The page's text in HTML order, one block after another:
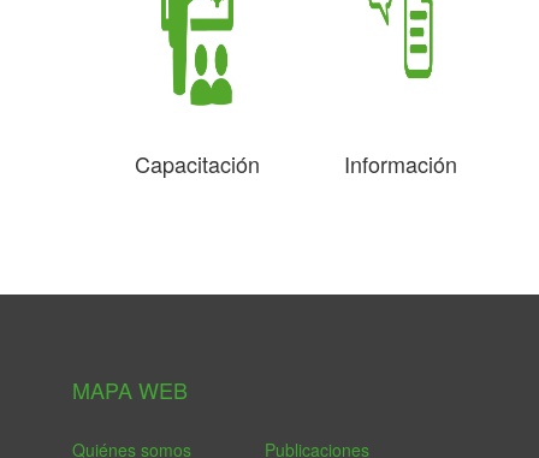
Capacitación Información
MAPA WEB
Quiénes somos
Publicaciones